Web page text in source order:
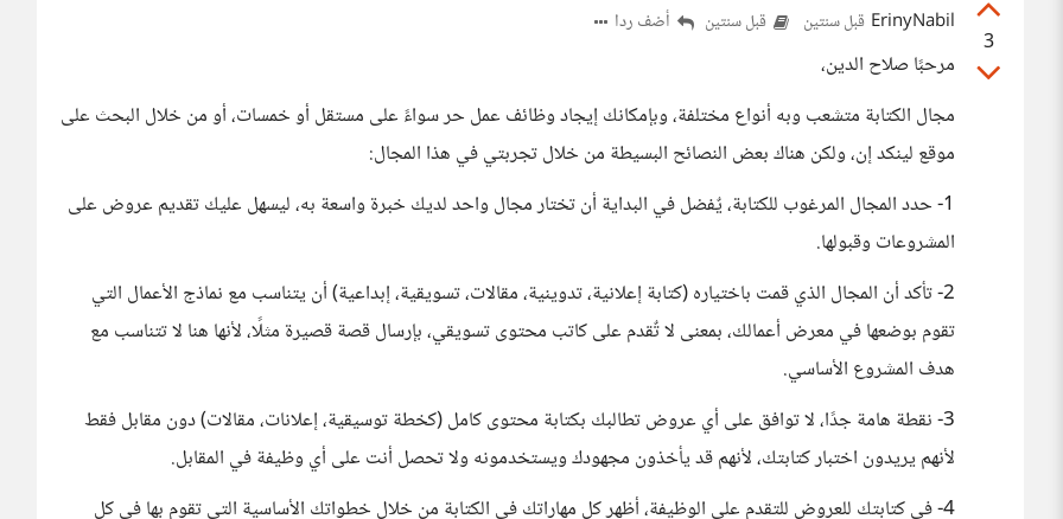
3
ErinyNabil قبل سنتين قبل سنتين أضف ردا
مرحبًا صلاح الدين،
مجال الكتابة متشعب وبه أنواع مختلفة، وبإمكانك إيجاد وظائف عمل حر سواءً على مستقل أو خمسات، أو من خلال البحث على
موقع لينكد إن، ولكن هناك بعض النصائح البسيطة من خلال تجربتي في هذا المجال:
1- حدد المجال المرغوب للكتابة، يٌفضل في البداية أن تختار مجال واحد لديك خبرة واسعة به، ليسهل عليك تقديم عروض على
المشروعات وقبولها.
2- تأكد أن المجال الذي قمت باختياره (كتابة إعلانية، تدوينية، مقالات، تسويقية، إبداعية) أن يتناسب مع نماذج الأعمال التي
تقوم بوضعها في معرض أعمالك، بمعنى لا تٌقدم على كاتب محتوى تسويقي، بإرسال قصة قصيرة مثلًا، لأنها هنا لا تتناسب مع
هدف المشروع الأساسي.
3- نقطة هامة جدًا، لا توافق على أي عروض تطالبك بكتابة محتوى كامل (كخطة توسيقية، إعلانات، مقالات) دون مقابل فقط
لأنهم يريدون اختبار كتابتك، لأنهم قد يأخذون مجهودك ويستخدمونه ولا تحصل أنت على أي وظيفة في المقابل.
4- في كتابتك للعروض للتقدم على الوظيفة، أظهر كل مهاراتك في الكتابة من خلال خطواتك الأساسية التي تقوم بها في كل